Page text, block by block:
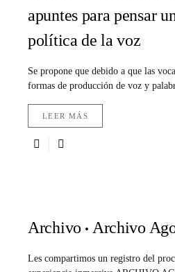
apuntes para pensar
política de la voz
Se propone que debido a que las
formas de producción de voz y
LEER MÁS
Archivo Archivo
Les compartimos un registro del